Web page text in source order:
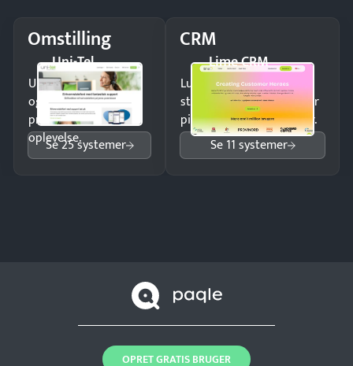
Omstilling
Uni-Tel
Undgå tabte opkald
og giv kunderne en
professionel
oplevelse.
Se 25 systemer
CRM
Lime CRM
Luk flere salg med et
struktureret overblik over
pipeline og opfølgninger.
Se 11 systemer
OPRET GRATIS BRUGER